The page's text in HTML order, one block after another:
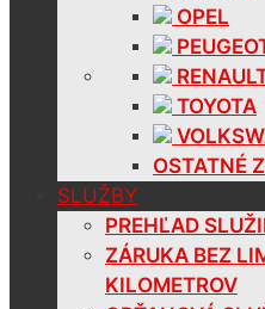
OPEL
TOYOTA
OSTATNÉ
SLUŽBY
PREHĽAD
ZÁRUKA BEZ
KILOMETROV